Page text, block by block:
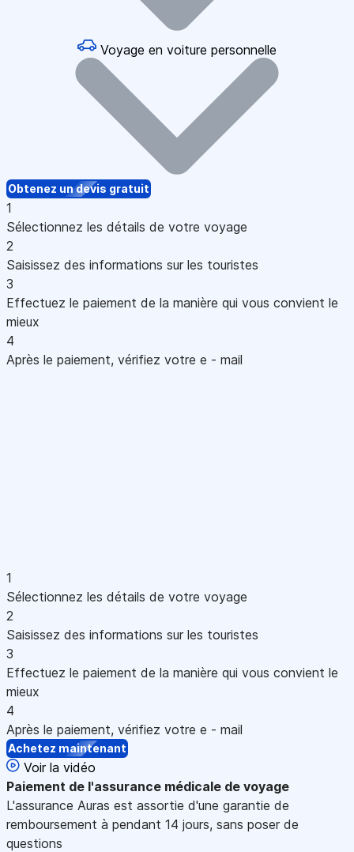
Voyage en voiture personnelle
Obtenez un devis gratuit
1
Sélectionnez les détails de votre voyage
2
Saisissez des informations sur les touristes
3
Effectuez le paiement de la manière qui vous convient le
mieux
4
Après le paiement, vérifiez votre e - mail
1
Sélectionnez les détails de votre voyage
2
Saisissez des informations sur les touristes
3
Effectuez le paiement de la manière qui vous convient le
mieux
4
Après le paiement, vérifiez votre e - mail
Achetez maintenant
Voir la vidéo
Paiement de l'assurance médicale de voyage
L'assurance Auras est assortie d'une garantie de
remboursement à pendant 14 jours, sans poser de
questions